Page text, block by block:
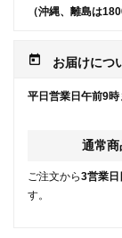
（沖縄、離島は
today お届けにつ
平日営業日午前9時
通常商
ご注文から3営業日
す。